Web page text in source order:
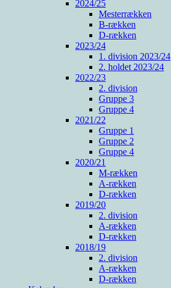
2024/25
Mesterrækken
B-rækken
D-rækken
2023/24
1. division 2023/24
2. holdet 2023/24
2022/23
2. division
Gruppe 3
Gruppe 4
2021/22
Gruppe 1
Gruppe 2
Gruppe 4
2020/21
M-rækken
A-rækken
D-rækken
2019/20
2. division
A-rækken
D-rækken
2018/19
2. division
A-rækken
D-rækken